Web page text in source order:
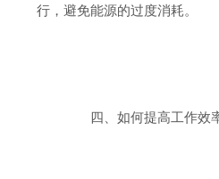
行，避免能源的过度消耗。
四、如何提高工作效